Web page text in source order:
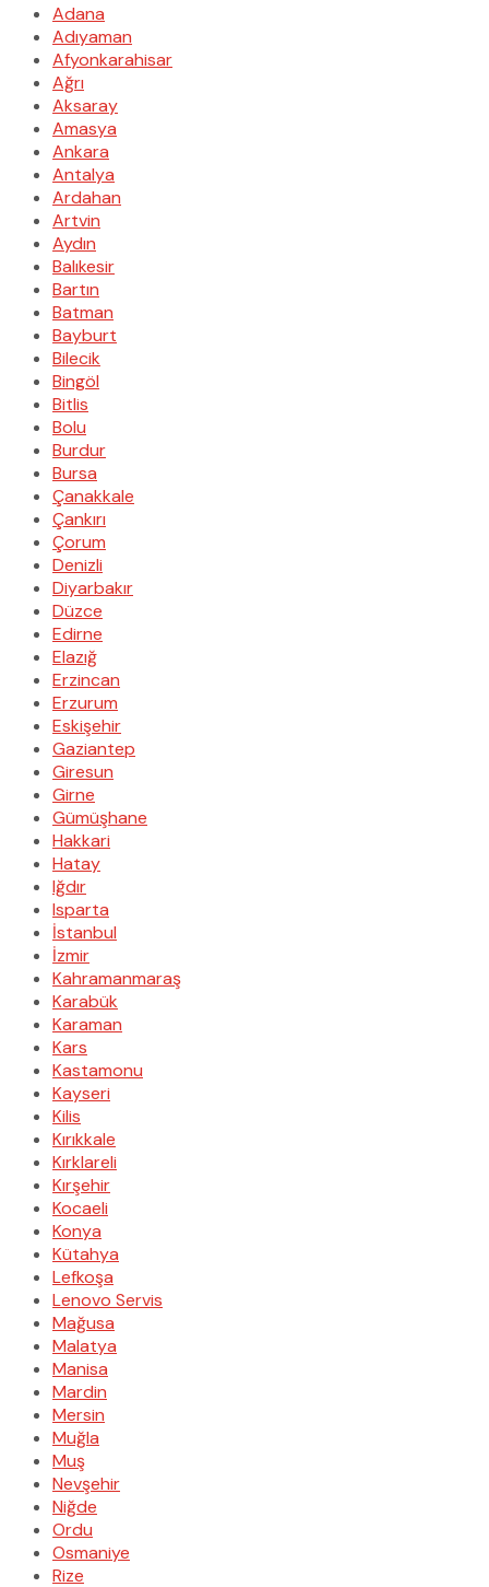
Adana
Adıyaman
Afyonkarahisar
Ağrı
Aksaray
Amasya
Ankara
Antalya
Ardahan
Artvin
Aydın
Balıkesir
Bartın
Batman
Bayburt
Bilecik
Bingöl
Bitlis
Bolu
Burdur
Bursa
Çanakkale
Çankırı
Çorum
Denizli
Diyarbakır
Düzce
Edirne
Elazığ
Erzincan
Erzurum
Eskişehir
Gaziantep
Giresun
Girne
Gümüşhane
Hakkari
Hatay
Iğdır
Isparta
İstanbul
İzmir
Kahramanmaraş
Karabük
Karaman
Kars
Kastamonu
Kayseri
Kilis
Kırıkkale
Kırklareli
Kırşehir
Kocaeli
Konya
Kütahya
Lefkoşa
Lenovo Servis
Mağusa
Malatya
Manisa
Mardin
Mersin
Muğla
Muş
Nevşehir
Niğde
Ordu
Osmaniye
Rize